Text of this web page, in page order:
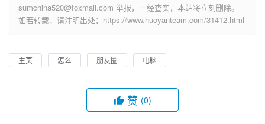
sumchina520@foxmail.com 举报，一经查实，本站将立刻删除。
如若转载，请注明出处：https://www.huoyanteam.com/31412.html
主页 怎么 朋友圈 电脑
赞 (0)